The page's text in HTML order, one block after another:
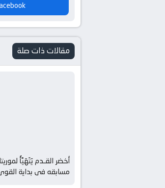
مقالات ذات صلة
مسابقه فى بداية